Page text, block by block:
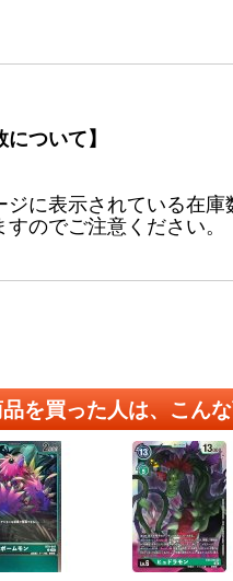
について】
ジに表示されている在
すのでご注意ください。
を買った人は、こん